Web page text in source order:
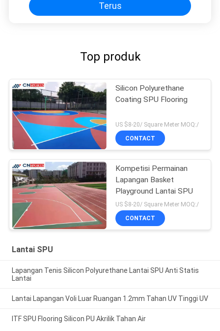
Terus
Top produk
Silicon Polyurethane
Coating SPU Flooring
US $8-20/ Square Meter MOQ:/
CONTACT
Kompetisi Permainan
Lapangan Basket
Playground Lantai SPU
US $8-20/ Square Meter MOQ:/
CONTACT
Lantai SPU
Lapangan Tenis Silicon Polyurethane Lantai SPU Anti Statis
Lantai
Lantai Lapangan Voli Luar Ruangan 1.2mm Tahan UV Tinggi UV
ITF SPU Flooring Silicon PU Akrilik Tahan Air